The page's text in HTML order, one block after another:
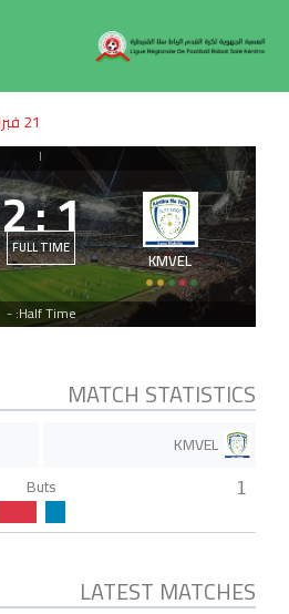
21 فبراير 2024
|
KMVEL
1
:
2FULL TIME
Half Time: -
MATCH STATISTICS
KMVEL
1
Buts
LATEST MATCHES